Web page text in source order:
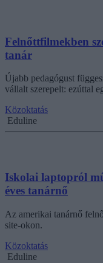
Felnőttfilmekben
tanár
Újabb pedagógust
vállalt szerepelt: ezúttal
Közoktatás
Eduline
Iskolai laptopról
éves tanárnő
Az amerikai tanárnő
site-okon.
Közoktatás
Eduline